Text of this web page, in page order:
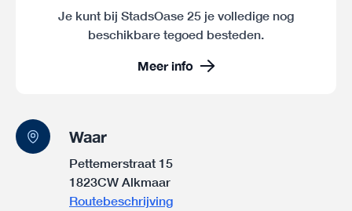
Je kunt bij StadsOase 25 je volledige nog
beschikbare tegoed besteden.
Meer info
Waar
Pettemerstraat 15
1823CW Alkmaar
Routebeschrijving